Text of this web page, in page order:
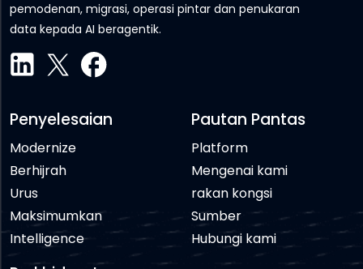
pemodenan, migrasi, operasi pintar dan penukaran
data kepada AI beragentik.
Penyelesaian
Modernize
Berhijrah
Urus
Maksimumkan
Intelligence
Pautan Pantas
Platform
Mengenai kami
rakan kongsi
Sumber
Hubungi kami